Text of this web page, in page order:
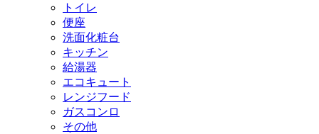
トイレ
便座
洗面化粧台
キッチン
給湯器
エコキュート
レンジフード
ガスコンロ
その他